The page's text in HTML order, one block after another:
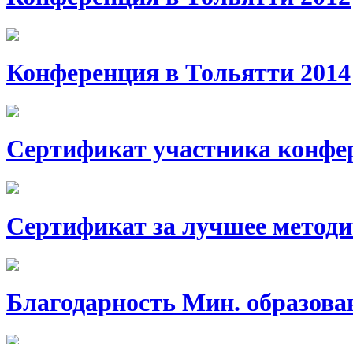
Конференция в Тольятти 2014
Сертификат участника
Сертификат за лучшее
Благодарность Мин.